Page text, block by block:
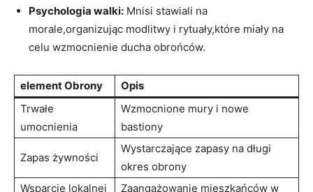
Psychologia walki: Mnisi stawiali na
morale,organizując modlitwy i ⁤rytuały,które miały na
celu wzmocnienie ducha obrońców.
element Obrony
Opis
Trwałe‍
umocnienia
Wzmocnione mury i nowe
bastiony
Zapas żywności
Wystarczające⁤ zapasy⁢ na​ długi
okres obrony
Wsparcie lokalnej
Zaangażowanie mieszkańców w